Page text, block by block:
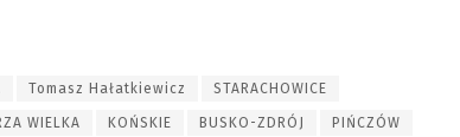
Tomasz Hałatkiewicz STARACHOWICE
WIELKA KOŃSKIE BUSKO-ZDRÓJ PIŃCZÓW